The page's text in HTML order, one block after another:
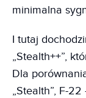
minimalna
I tutaj
„Stealth++”,
Dla
„Stealth”, F-22